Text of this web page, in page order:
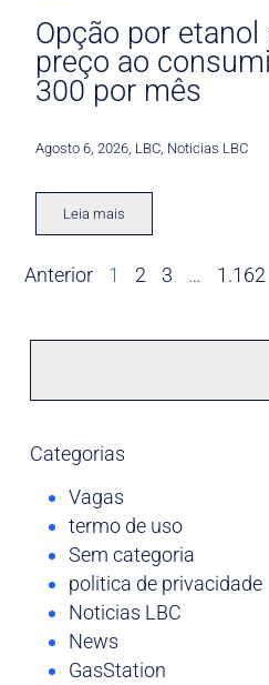
Opção por
preço ao
300 por mês
Agosto 6, 2026 LBC Noticias LBC
Leia mais
Anterior 1 2 3 … 1.162
Categorias
Vagas
termo de uso
Sem categoria
politica de privacidade
Noticias LBC
News
GasStation